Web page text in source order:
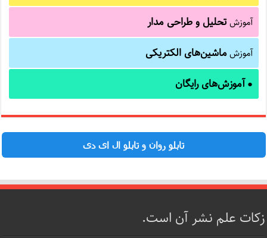
آموزشتحلیل و طراحی مدار
آموزشماشین‌های الکتریکی
●آموزش‌های رایگان
تابلو روان و تابلو ال ای دی
زکات علم نشر آن است.